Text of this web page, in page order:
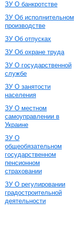
ЗУ О банкротстве
ЗУ Об исполнительном
производстве
ЗУ Об отпусках
ЗУ Об охране труда
ЗУ О государственной
службе
ЗУ О занятости
населения
ЗУ О местном
самоуправлении в
Украине
ЗУ О
общеобязательном
государственном
пенсионном
страховании
ЗУ О регулировании
градостроительной
деятельности